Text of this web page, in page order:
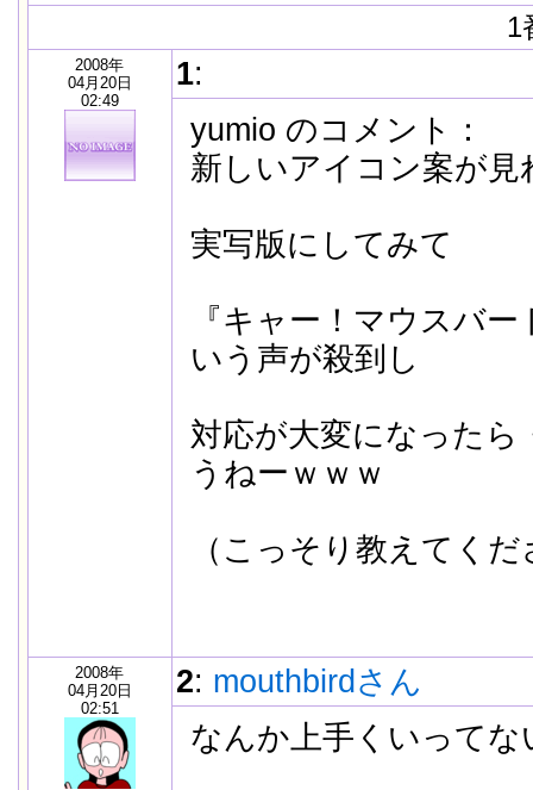
1
2008年
04月20日
02:49
1:
yumio のコメント：
新しいアイコン案が見
実写版にしてみて
『キャー！マウスバ
いう声が殺到し
対応が大変になったら
うねーｗｗｗ
（こっそり教えてく
2008年
04月20日
02:51
2: mouthbirdさん
なんか上手くいってな